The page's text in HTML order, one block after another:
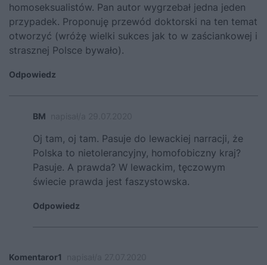
homoseksualistów. Pan autor wygrzebał jedna jeden
przypadek. Proponuję przewód doktorski na ten temat
otworzyć (wróżę wielki sukces jak to w zaściankowej i
strasznej Polsce bywało).
Odpowiedz
BM
Oj tam, oj tam. Pasuje do lewackiej narracji, że
Polska to nietolerancyjny, homofobiczny kraj?
Pasuje. A prawda? W lewackim, tęczowym
świecie prawda jest faszystowska.
Odpowiedz
Komentaror1